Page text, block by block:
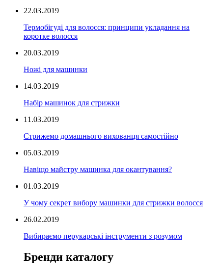
22.03.2019
Термобігуді для волосся: принципи укладання на
коротке волосся
20.03.2019
Ножі для машинки
14.03.2019
Набір машинок для стрижки
11.03.2019
Стрижемо домашнього вихованця самостійно
05.03.2019
Навіщо майстру машинка для окантування?
01.03.2019
У чому секрет вибору машинки для стрижки волосся
26.02.2019
Вибираємо перукарські інструменти з розумом
Бренди каталогу